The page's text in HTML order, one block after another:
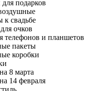
подарков
к свадьбе
очков
телефонов и планшетов
пакеты
коробки
8 марта
14 февраля